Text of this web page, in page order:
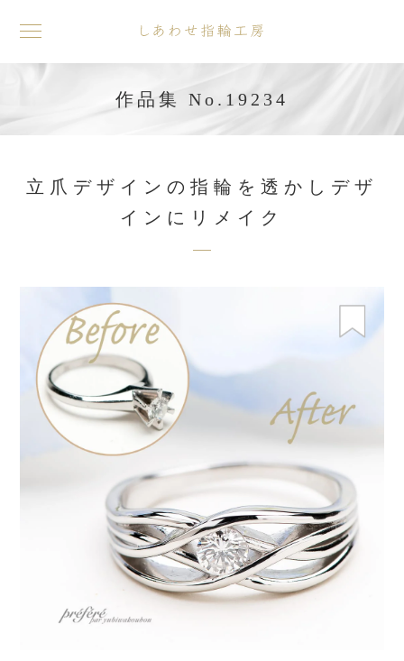
toggle
navigation
作品集 No.19234
立爪デザインの指輪を透かしデザ
インにリメイク